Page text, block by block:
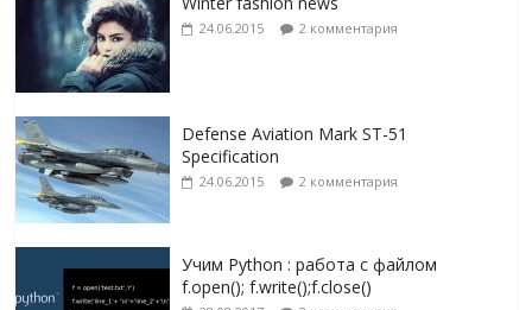
24.06.2015 2 комментария
Defense Aviation Mark ST-51
Specification
24.06.2015 2 комментария
Учим Python : работа с файлом
f.open(); f.write();f.close()